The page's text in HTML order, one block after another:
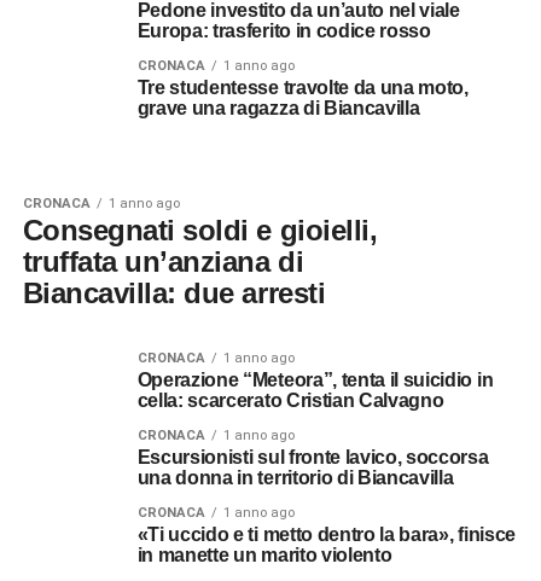
Pedone investito da un’auto nel viale
Europa: trasferito in codice rosso
CRONACA 1 anno ago
Tre studentesse travolte da una moto,
grave una ragazza di Biancavilla
CRONACA 1 anno ago
Consegnati soldi e gioielli,
truffata un’anziana di
Biancavilla: due arresti
CRONACA 1 anno ago
Operazione “Meteora”, tenta il suicidio in
cella: scarcerato Cristian Calvagno
CRONACA 1 anno ago
Escursionisti sul fronte lavico, soccorsa
una donna in territorio di Biancavilla
CRONACA 1 anno ago
«Ti uccido e ti metto dentro la bara», finisce
in manette un marito violento